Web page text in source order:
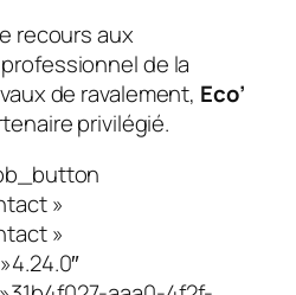
recours aux
de la
de ravalement, Eco’
privilégié.
»
»